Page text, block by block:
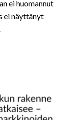
ei huomannut
ei näyttänyt